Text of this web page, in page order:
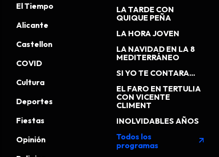
El Tiempo
Alicante
Castellon
COVID
Cultura
Deportes
Fiestas
Opinión
LA TARDE CON
QUIQUE PEÑA
LA HORA JOVEN
LA NAVIDAD EN LA 8
MEDITERRÁNEO
SI YO TE CONTARA...
EL FARO EN TERTULIA
CON VICENTE
CLIMENT
INOLVIDABLES AÑOS
Todos los
programas
arrow_outward